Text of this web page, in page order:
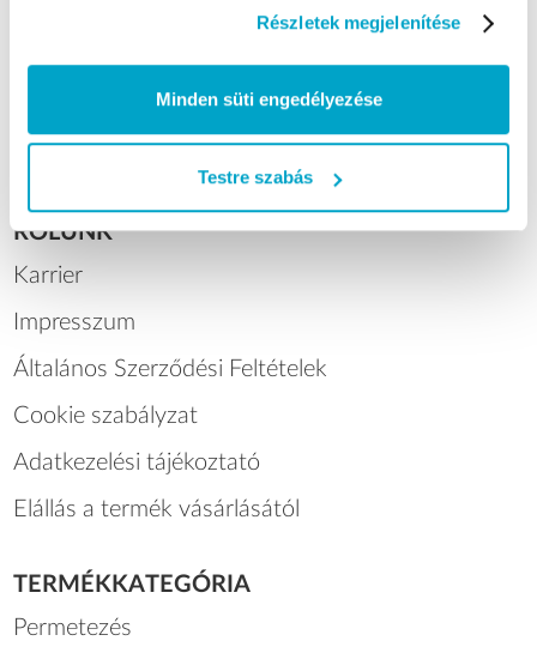
Részletek megjelenítése
Minden süti engedélyezése
Testre szabás
Ügyfélszolgálat
Gyakori kérdések
RÓLUNK
Karrier
Impresszum
Általános Szerződési Feltételek
Cookie szabályzat
Adatkezelési tájékoztató
Elállás a termék vásárlásától
TERMÉKKATEGÓRIA
Permetezés